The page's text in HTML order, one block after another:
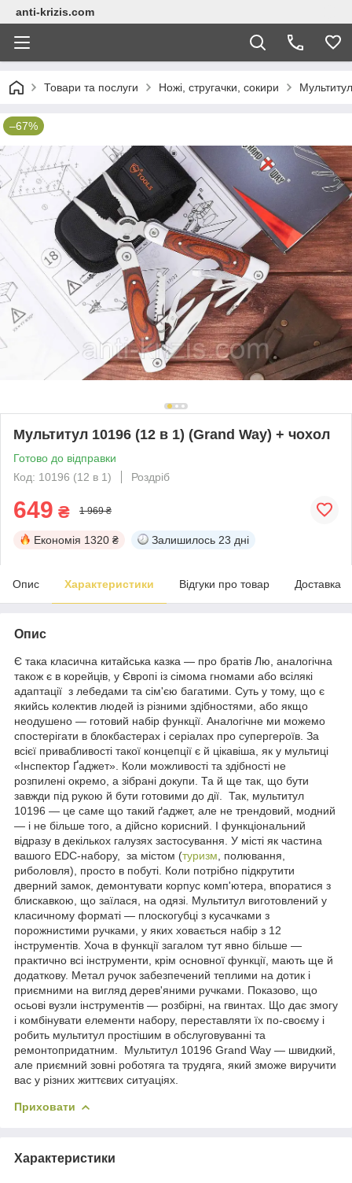
anti-krizis.com
Товари та послуги Ножі, стругачки, сокири
–67%
Мультитул 10196 (12 в 1) (Grand Way) + чохол
Готово до відправки
Код: 10196 (12 в 1)
Роздріб
649 ₴ 1 969 ₴
Економія 1320 ₴ Залишилось 23 дні
Опис Характеристики Відгуки про товар Доставка
Опис
Є така класична китайська казка — про братів Лю, аналогічна
також є в корейців, у Європі із сімома гномами або всілякі
адаптації з лебедами та сім'єю багатими. Суть у тому, що є
якийсь колектив людей із різними здібностями, або якщо
неодушено — готовий набір функції. Аналогічне ми можемо
спостерігати в блокбастерах і серіалах про супергероїв. За
всієї привабливості такої концепції є й цікавіша, як у мультиці
«Інспектор Ґаджет». Коли можливості та здібності не
розпилені окремо, а зібрані докупи. Та й ще так, що бути
завжди під рукою й бути готовими до дії. Так, мультитул
10196 — це саме що такий ґаджет, але не трендовий, модний
— і не більше того, а дійсно корисний. І функціональний
відразу в декількох галузях застосування. У місті як частина
вашого EDC-набору, за містом (туризм , полювання,
риболовля), просто в побуті. Коли потрібно підкрутити
дверний замок, демонтувати корпус комп'ютера, впоратися з
блискавкою, що заїлася, на одязі. Мультитул виготовлений у
класичному форматі — плоскогубці з кусачками з
порожнистими ручками, у яких ховається набір з 12
інструментів. Хоча в функції загалом тут явно більше —
практично всі інструменти, крім основної функції, мають ще й
додаткову. Метал ручок забезпечений теплими на дотик і
приємними на вигляд дерев'яними ручками. Показово, що
осьові вузли інструментів — розбірні, на гвинтах. Що дає змогу
і комбінувати елементи набору, переставляти їх по-своєму і
робить мультитул простішим в обслуговуванні та
ремонтопридатним. Мультитул 10196 Grand Way — швидкий,
але приємний зовні роботяга та трудяга, який зможе виручити
вас у різних життєвих ситуаціях.
Приховати
Характеристики